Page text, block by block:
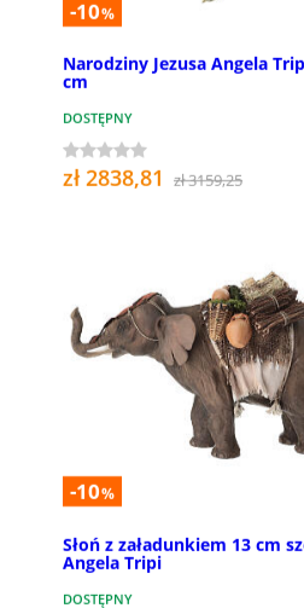
-10%
Narodziny Jezusa Angela
cm
DOSTĘPNY
zł 2838,81 zł 3159,25
-10%
Słoń z załadunkiem 13 cm
Angela Tripi
DOSTĘPNY